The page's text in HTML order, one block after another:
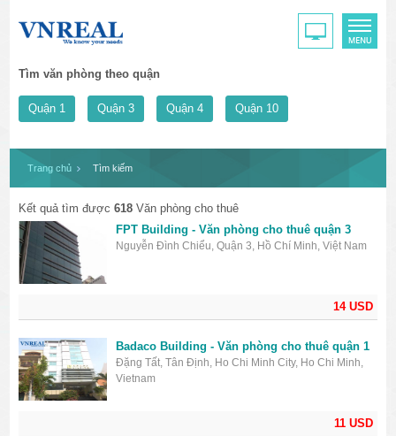
Tìm văn phòng theo quận
Quận 1 Quận 3 Quận 4 Quận 10
Trang chủ Tìm kiếm
Kết quả tìm được618 Văn phòng cho thuê
14 USD
FPT Building - Văn phòng cho thuê quận 3
Nguyễn Đình Chiểu, Quận 3, Hồ Chí Minh, Việt Nam
11 USD
Badaco Building - Văn phòng cho thuê quận 1
Đặng Tất, Tân Định, Ho Chi Minh City, Ho Chi Minh,
Vietnam